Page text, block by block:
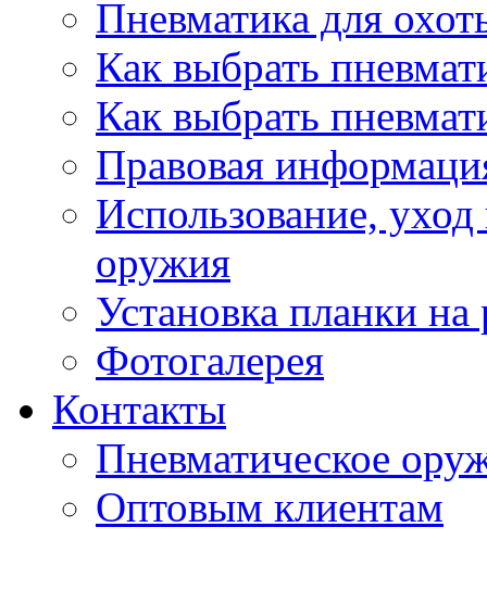
Пневматика для
Как выбрать
Как выбрать
Правовая
Использование,
оружия
Установка планки на
Фотогалерея
Контакты
Пневматическое
Оптовым клиентам